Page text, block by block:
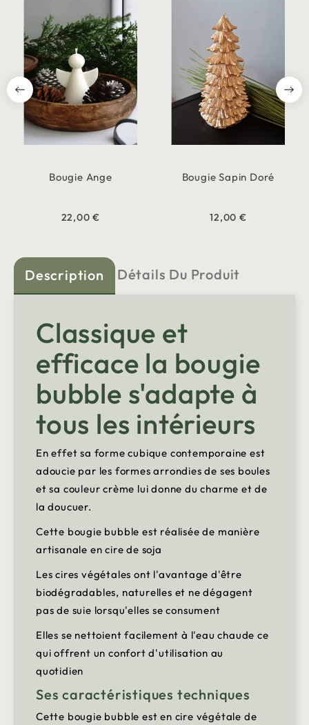
Bougie Ange
22,00 €
Bougie Sapin Doré
12,00 €
Description Détails Du Produit
Classique et
efficace la bougie
bubble s'adapte à
tous les intérieurs
En effet sa forme cubique contemporaine est
adoucie par les formes arrondies de ses boules
et sa couleur crème lui donne du charme et de
la doucuer.
Cette bougie bubble est réalisée de manière
artisanale en cire de soja
Les cires végétales ont l'avantage d'être
biodégradables, naturelles et ne dégagent
pas de suie lorsqu'elles se consument
Elles se nettoient facilement à l'eau chaude ce
qui offrent un confort d'utilisation au
quotidien
Ses caractéristiques techniques
Cette bougie bubble est en cire végétale de